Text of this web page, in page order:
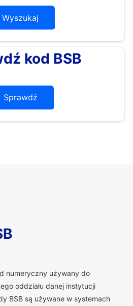
Wyszukaj
kod BSB
Sprawdź
numeryczny używany do
oddziału danej instytucji
BSB są używane w systemach